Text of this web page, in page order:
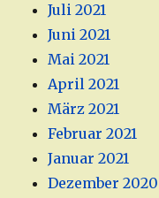
Juli 2021
Juni 2021
Mai 2021
April 2021
März 2021
Februar 2021
Januar 2021
Dezember 2020